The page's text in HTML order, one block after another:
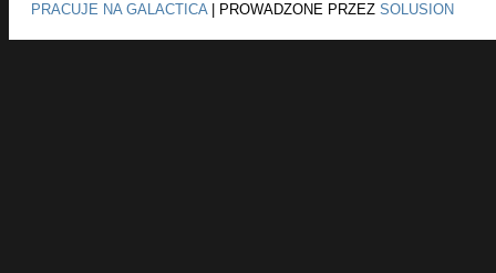
PRACUJE NA GALACTICA| PROWADZONE PRZEZ SOLUSION